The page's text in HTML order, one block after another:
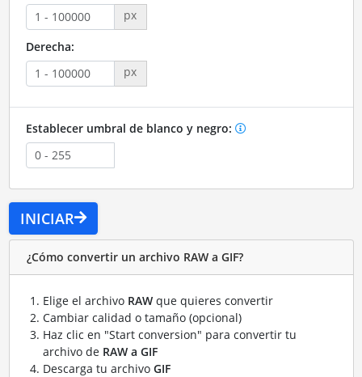
px
Derecha:
px
Establecer umbral de blanco y negro:
INICIAR
¿Cómo convertir un archivo RAW a GIF?
Elige el archivo RAWque quieres convertir
Cambiar calidad o tamaño (opcional)
Haz clic en "Start conversion" para convertir tu
archivo de RAW a GIF
Descarga tu archivo GIF